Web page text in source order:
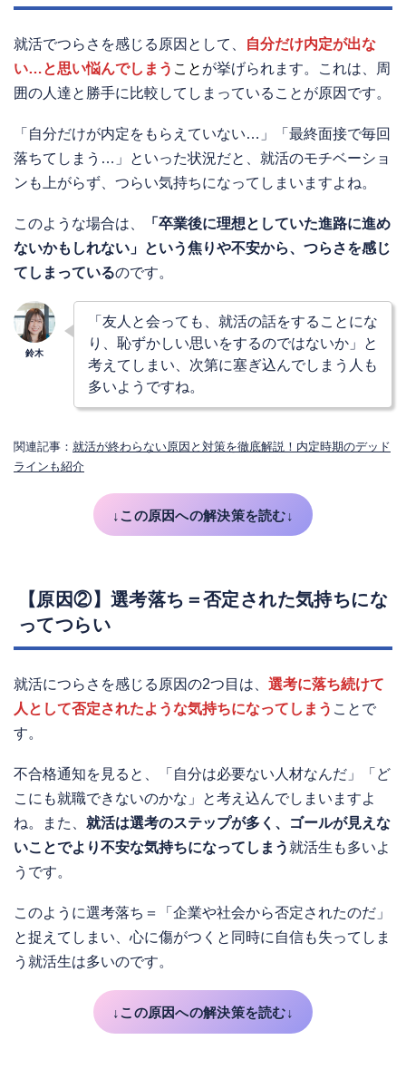
就活でつらさを感じる原因として、
自分だけ内定が出な
い…と思い悩んでしまう こと が挙げられます。これは、周
囲の人達と勝手に比較してしまっていることが原因です。
「自分だけが内定をもらえていない…」「最終面接で毎回
落ちてしまう…」といった状況だと、就活のモチベーショ
ンも上がらず、つらい気持ちになってしまいますよね。
このような場合は、
「卒業後に理想としていた進路に進め
ないかもしれない」という焦りや不安から、つらさを感じ
てしまっているのです。
「友人と会っても、就活の話をすることにな
り、恥ずかしい思いをするのではないか」と
考えてしまい、次第に塞ぎ込んでしまう人も
多いようですね。
関連記事： 就活が終わらない原因と対策を徹底解説！内定時期のデッド
ラインも紹介
↓この原因への解決策を読む↓
【原因②】選考落ち＝否定された気持ちにな
ってつらい
就活につらさを感じる原因の2つ目は、 選考に落ち続けて
人として否定されたような気持ちになってしまう ことで
す。
不合格通知を見ると、「自分は必要ない人材なんだ」「ど
こにも就職できないのかな」と考え込んでしまいますよ
ね。また、 就活は選考のステップが多く、ゴールが見えな
いことでより不安な気持ちになってしまう就活生も多いよ
うです。
このように選考落ち＝「企業や社会から否定されたのだ」
と捉えてしまい、心に傷がつくと同時に自信も失ってしま
う就活生は多いのです。
↓この原因への解決策を読む↓